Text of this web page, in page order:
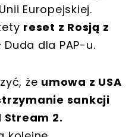
Europejskiej.
reset z Rosją z
dla PAP-u.
że umowa z USA
sankcji
2.